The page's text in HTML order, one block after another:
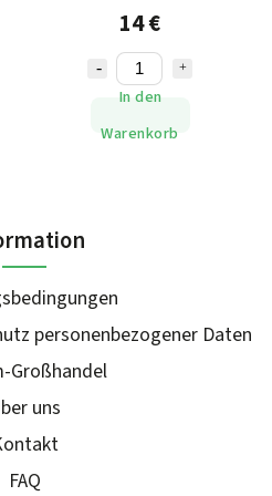
14 €
In den
Warenkorb
personenbezogener Daten
Großhandel
uns
FAQ